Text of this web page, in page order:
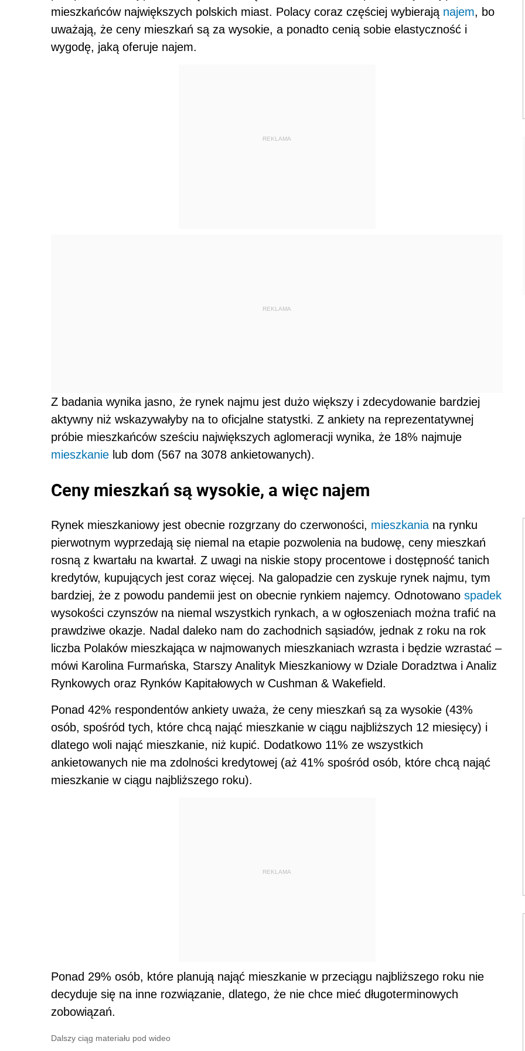
mieszkańców największych polskich miast. Polacy coraz częściej wybierają najem, bo
uważają, że ceny mieszkań są za wysokie, a ponadto cenią sobie elastyczność i
wygodę, jaką oferuje najem.
REKLAMA
REKLAMA
Z badania wynika jasno, że rynek najmu jest dużo większy i zdecydowanie bardziej
aktywny niż wskazywałyby na to oficjalne statystki. Z ankiety na reprezentatywnej
próbie mieszkańców sześciu największych aglomeracji wynika, że 18% najmuje
mieszkanie lub dom (567 na 3078 ankietowanych).
Ceny mieszkań są wysokie, a więc najem
Rynek mieszkaniowy jest obecnie rozgrzany do czerwoności, mieszkania na rynku
pierwotnym wyprzedają się niemal na etapie pozwolenia na budowę, ceny mieszkań
rosną z kwartału na kwartał. Z uwagi na niskie stopy procentowe i dostępność tanich
kredytów, kupujących jest coraz więcej. Na galopadzie cen zyskuje rynek najmu, tym
bardziej, że z powodu pandemii jest on obecnie rynkiem najemcy. Odnotowano spadek
wysokości czynszów na niemal wszystkich rynkach, a w ogłoszeniach można trafić na
prawdziwe okazje. Nadal daleko nam do zachodnich sąsiadów, jednak z roku na rok
liczba Polaków mieszkająca w najmowanych mieszkaniach wzrasta i będzie wzrastać –
mówi Karolina Furmańska, Starszy Analityk Mieszkaniowy w Dziale Doradztwa i Analiz
Rynkowych oraz Rynków Kapitałowych w Cushman & Wakefield.
Ponad 42% respondentów ankiety uważa, że ceny mieszkań są za wysokie (43%
osób, spośród tych, które chcą nająć mieszkanie w ciągu najbliższych 12 miesięcy) i
dlatego woli nająć mieszkanie, niż kupić. Dodatkowo 11% ze wszystkich
ankietowanych nie ma zdolności kredytowej (aż 41% spośród osób, które chcą nająć
mieszkanie w ciągu najbliższego roku).
REKLAMA
Ponad 29% osób, które planują nająć mieszkanie w przeciągu najbliższego roku nie
decyduje się na inne rozwiązanie, dlatego, że nie chce mieć długoterminowych
zobowiązań.
Dalszy ciąg materiału pod wideo